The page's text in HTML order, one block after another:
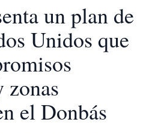
un plan de
Unidos que
el Donbás